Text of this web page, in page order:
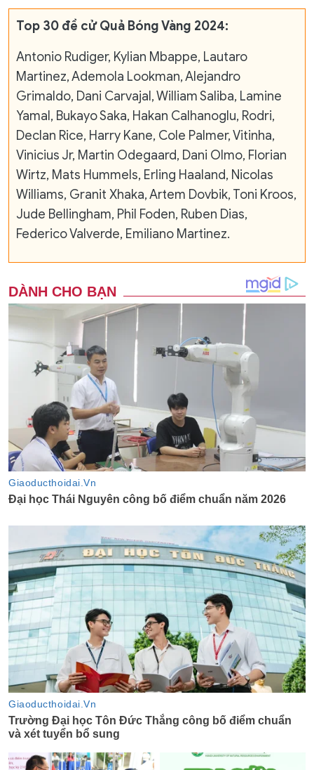
Top 30 đề cử Quả Bóng Vàng 2024:
Antonio Rudiger, Kylian Mbappe, Lautaro
Martinez, Ademola Lookman, Alejandro
Grimaldo, Dani Carvajal, William Saliba, Lamine
Yamal, Bukayo Saka, Hakan Calhanoglu, Rodri,
Declan Rice, Harry Kane, Cole Palmer, Vitinha,
Vinicius Jr, Martin Odegaard, Dani Olmo, Florian
Wirtz, Mats Hummels, Erling Haaland, Nicolas
Williams, Granit Xhaka, Artem Dovbik, Toni Kroos,
Jude Bellingham, Phil Foden, Ruben Dias,
Federico Valverde, Emiliano Martinez.